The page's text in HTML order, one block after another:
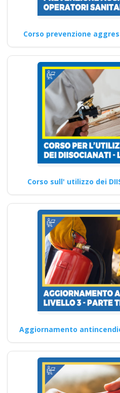
Corso prevenzione
Corso sull' utilizzo dei
Aggiornamento